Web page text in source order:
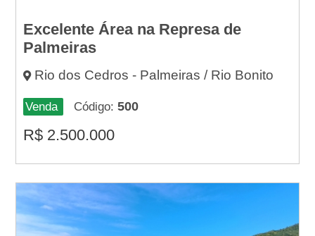
Excelente Área na Represa de
Palmeiras
Rio dos Cedros - Palmeiras / Rio Bonito
Venda Código: 500
R$ 2.500.000